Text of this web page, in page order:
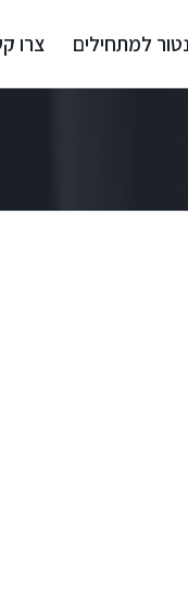
למתחילים צרו